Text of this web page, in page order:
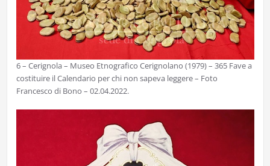
6 – Cerignola – Museo Etnografico Cerignolano (1979) – 365 Fave a
costituire il Calendario per chi non sapeva leggere – Foto
Francesco di Bono – 02.04.2022.